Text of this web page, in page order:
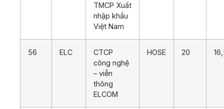
TMCP Xuất
nhập khẩu
Việt Nam
56 ELC
CTCP
công nghệ
– viễn
thông
ELCOM
HOSE 20